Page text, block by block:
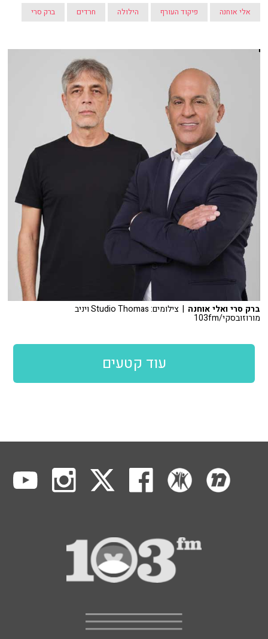
אלי אוחנה פיקוד העורף הילולה חרדים ברק סרי
ברק סרי ואלי אוחנה | צילומים: Studio Thomas ויניב
מורוזובסקי/103fm
עוד קטעים